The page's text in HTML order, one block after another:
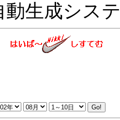
動生成シス